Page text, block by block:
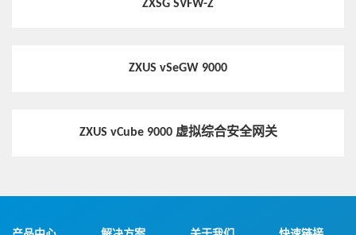
ZXSG SVFW-Z
ZXUS vSeGW 9000
ZXUS vCube 9000 虚拟综合安全网关